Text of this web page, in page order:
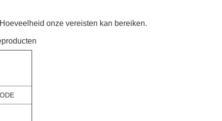
onze vereisten kan bereiken.